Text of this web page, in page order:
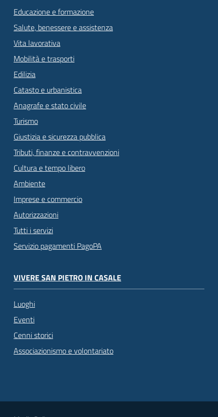
Educazione e formazione
Salute, benessere e assistenza
Vita lavorativa
Mobilità e trasporti
Edilizia
Catasto e urbanistica
Anagrafe e stato civile
Turismo
Giustizia e sicurezza pubblica
Tributi, finanze e contravvenzioni
Cultura e tempo libero
Ambiente
Imprese e commercio
Autorizzazioni
Tutti i servizi
Servizio pagamenti PagoPA
VIVERE SAN PIETRO IN CASALE
Luoghi
Eventi
Cenni storici
Associazionismo e volontariato